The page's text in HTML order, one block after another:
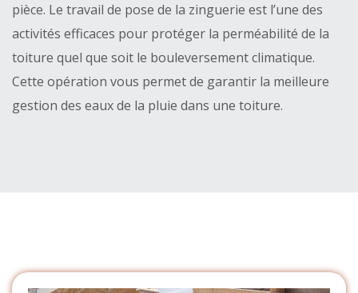
pièce. Le travail de pose de la zinguerie est l’une des
activités efficaces pour protéger la perméabilité de la
toiture quel que soit le bouleversement climatique.
Cette opération vous permet de garantir la meilleure
gestion des eaux de la pluie dans une toiture.